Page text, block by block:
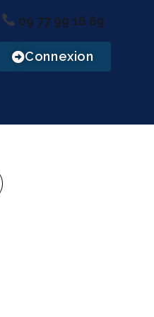
09 77 99 16 69
Connexion